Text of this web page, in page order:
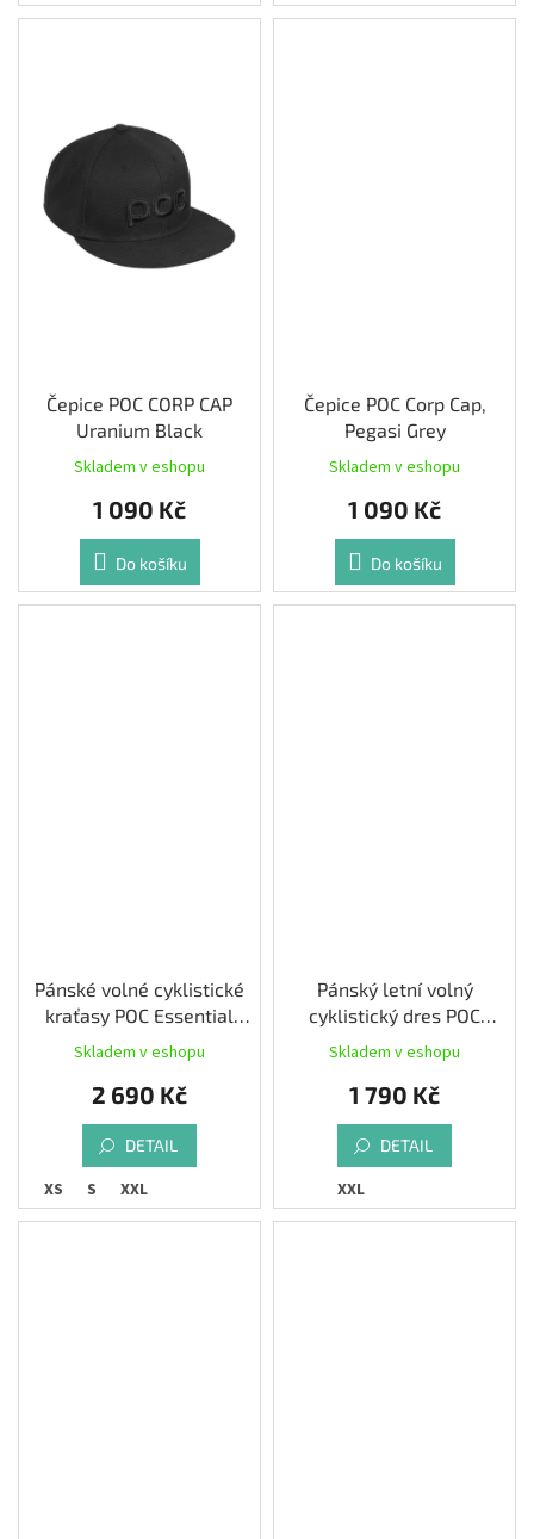
Čepice POC CORP CAP
Uranium Black
Skladem v eshopu
1 090 Kč
Do košíku
Čepice POC Corp Cap,
Pegasi Grey
Skladem v eshopu
1 090 Kč
Do košíku
Pánské volné cyklistické
kraťasy POC Essential
Enduro Light Shorts
Uranium Black
Skladem v eshopu
2 690 Kč
DETAIL
XS S XXL
Pánský letní volný
cyklistický dres POC
Reform Enduro Tee,
uranium black
Skladem v eshopu
1 790 Kč
DETAIL
XXL